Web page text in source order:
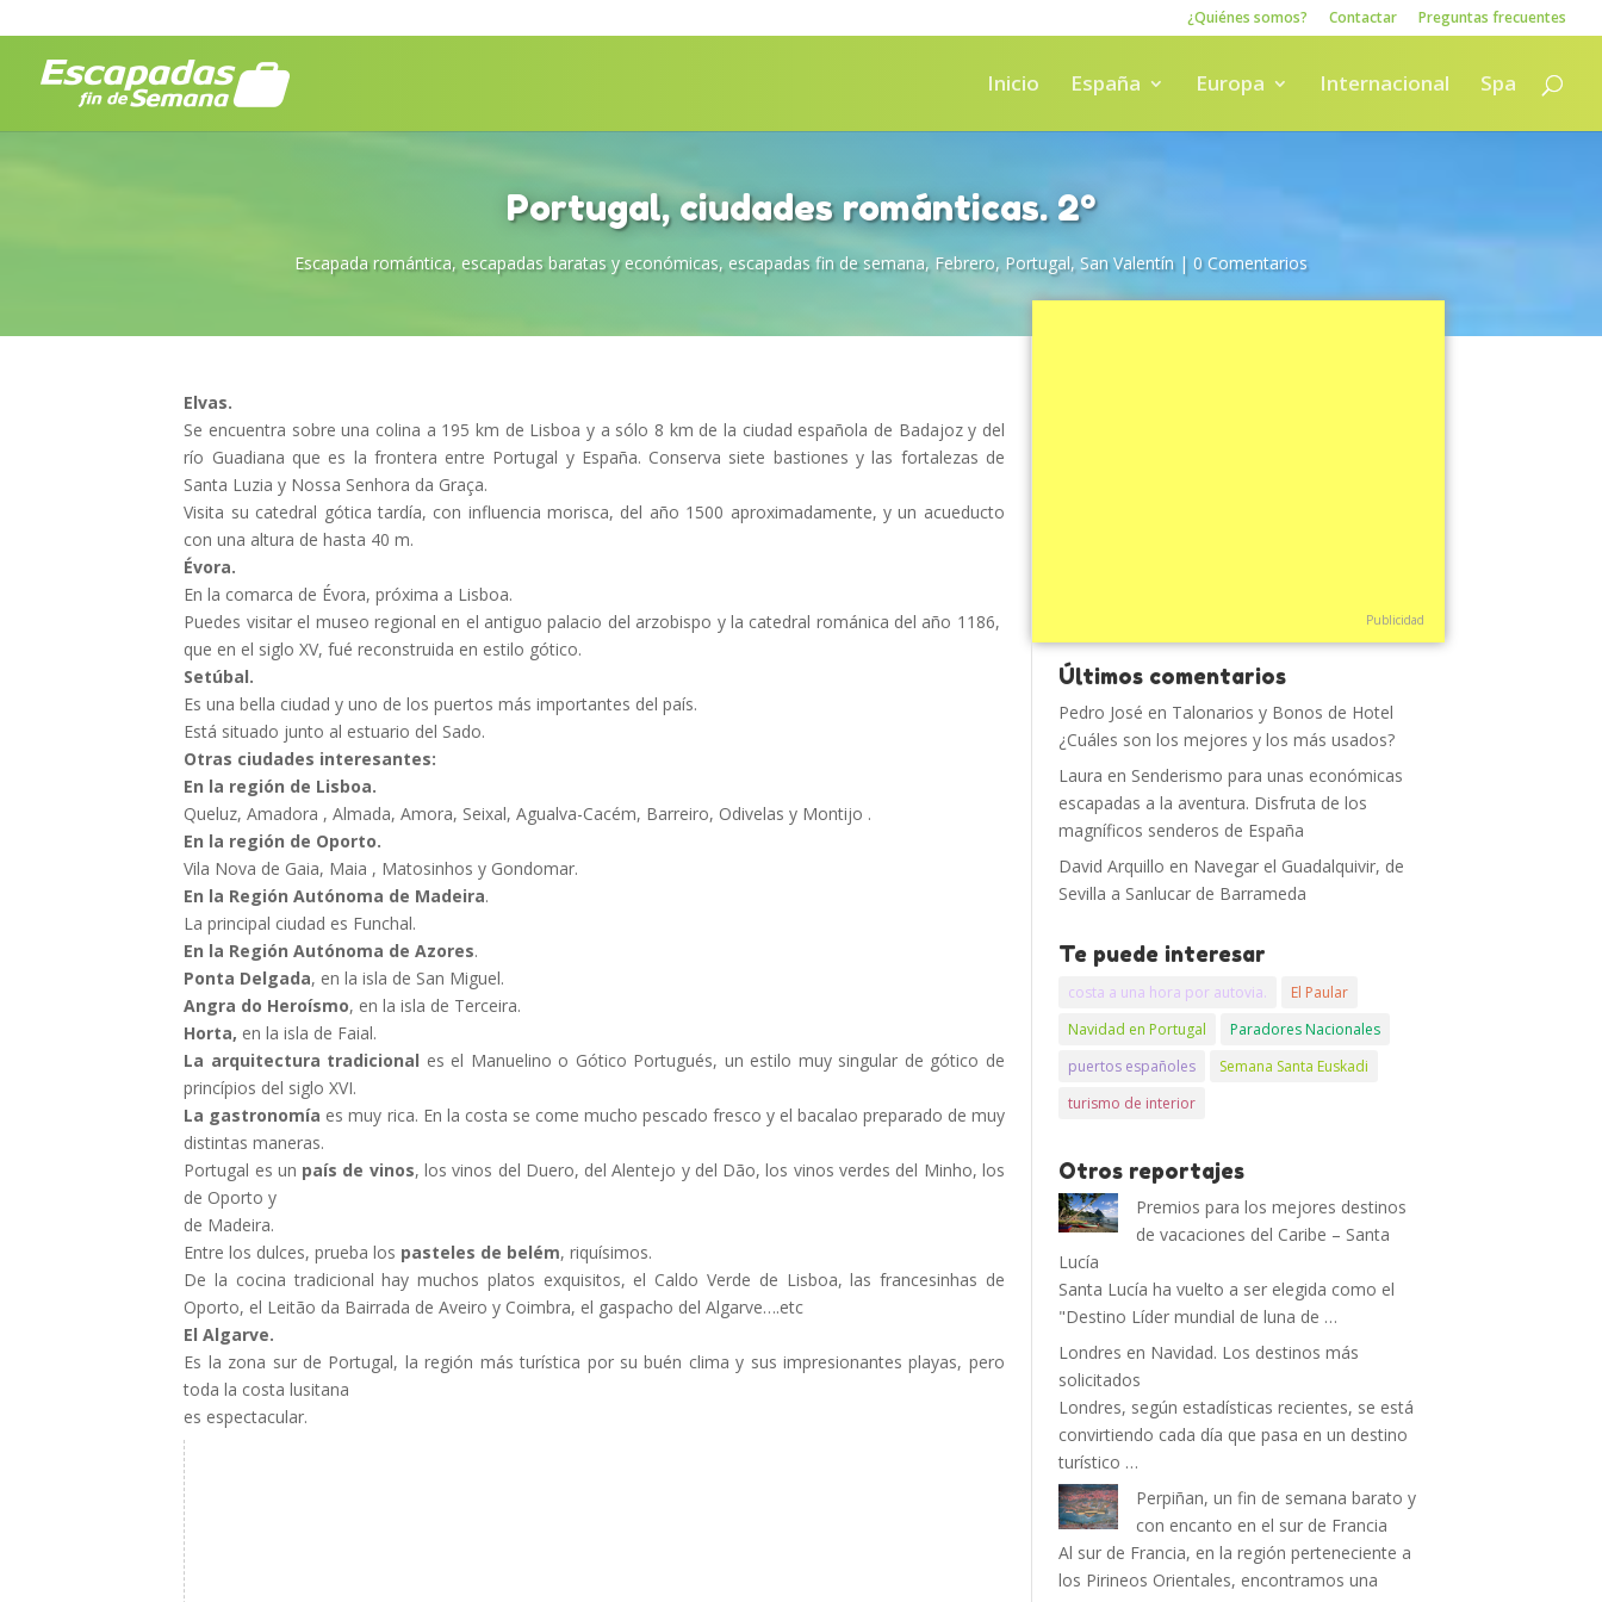
¿Quiénes somos? Contactar Preguntas frecuentes
Inicio España Europa Internacional Spa
Portugal, ciudades románticas. 2º
Escapada romántica, escapadas baratas y económicas, escapadas fin de semana, Febrero, Portugal, San Valentín| 0 Comentarios
Elvas.
Se encuentra sobre una colina a 195 km de Lisboa y a sólo 8 km de la ciudad española de Badajoz y del
río Guadiana que es la frontera entre Portugal y España. Conserva siete bastiones y las fortalezas de
Santa Luzia y Nossa Senhora da Graça.
Visita su catedral gótica tardía, con influencia morisca, del año 1500 aproximadamente, y un acueducto
con una altura de hasta 40 m.
Évora.
En la comarca de Évora, próxima a Lisboa.
Puedes visitar el museo regional en el antiguo palacio del arzobispo y la catedral románica del año 1186,
que en el siglo XV, fué reconstruida en estilo gótico.
Setúbal.
Es una bella ciudad y uno de los puertos más importantes del país.
Está situado junto al estuario del Sado.
Otras ciudades interesantes:
En la región de Lisboa.
Queluz, Amadora , Almada, Amora, Seixal, Agualva-Cacém, Barreiro, Odivelas y Montijo .
En la región de Oporto.
Vila Nova de Gaia, Maia , Matosinhos y Gondomar.
En la Región Autónoma de Madeira.
La principal ciudad es Funchal.
En la Región Autónoma de Azores.
Ponta Delgada, en la isla de San Miguel.
Angra do Heroísmo, en la isla de Terceira.
Horta, en la isla de Faial.
La arquitectura tradicional es el Manuelino o Gótico Portugués, un estilo muy singular de gótico de
princípios del siglo XVI.
La gastronomía es muy rica. En la costa se come mucho pescado fresco y el bacalao preparado de muy
distintas maneras.
Portugal es un país de vinos, los vinos del Duero, del Alentejo y del Dão, los vinos verdes del Minho, los
de Oporto y
de Madeira.
Entre los dulces, prueba los pasteles de belém, riquísimos.
De la cocina tradicional hay muchos platos exquisitos, el Caldo Verde de Lisboa, las francesinhas de
Oporto, el Leitão da Bairrada de Aveiro y Coimbra, el gaspacho del Algarve….etc
El Algarve.
Es la zona sur de Portugal, la región más turística por su buén clima y sus impresionantes playas, pero
toda la costa lusitana
es espectacular.
Publicidad
Últimos comentarios
Pedro José en Talonarios y Bonos de Hotel
¿Cuáles son los mejores y los más usados?
Laura en Senderismo para unas económicas
escapadas a la aventura. Disfruta de los
magníficos senderos de España
David Arquillo en Navegar el Guadalquivir, de
Sevilla a Sanlucar de Barrameda
Te puede interesar
costa a una hora por autovia.
El Paular
Navidad en Portugal
Paradores Nacionales
puertos españoles
Semana Santa Euskadi
turismo de interior
Otros reportajes
Premios para los mejores destinos
de vacaciones del Caribe – Santa
Lucía
Santa Lucía ha vuelto a ser elegida como el
"Destino Líder mundial de luna de …
Londres en Navidad. Los destinos más
solicitados
Londres, según estadísticas recientes, se está
convirtiendo cada día que pasa en un destino
turístico …
Perpiñan, un fin de semana barato y
con encanto en el sur de Francia
Al sur de Francia, en la región perteneciente a
los Pirineos Orientales, encontramos una